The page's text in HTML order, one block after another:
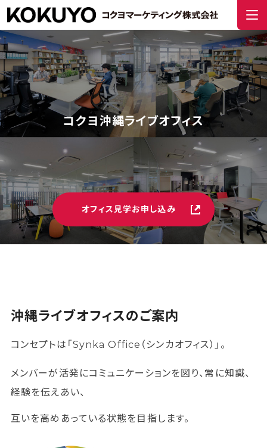
コクヨ沖縄ライブオフィス
オフィス見学お申し込み
沖縄ライブオフィスのご案内
コンセプトは「Synka Office（シンカオフィス）」。
メンバーが活発にコミュニケーションを図り、常に知識、
経験を伝えあい、
互いを高めあっている状態を目指します。